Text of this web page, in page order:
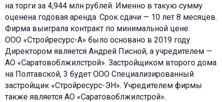
на торги за 4,944 млн рублей. Именно в такую сумму
оценена годовая аренда. Срок сдачи — 10 лет 8 месяцев.
Фирма выиграла контракт по минимальной цене.
ООО «Стройресурс-А» было основано в 2019 году.
Директором является Андрей Писной, а учредителем —
АО «Саратовоблжилстрой». Застройщиком второго дома
на Полтавской, 3 будет ООО Специализированный
застройщик «Стройресурс-ЭН». Учредителем фирмы
также является АО «Саратовоблжилстрой».